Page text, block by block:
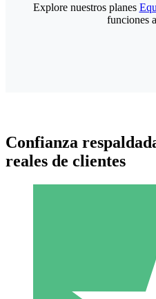
Paquetes de
Paga según el uso con
Explore nuestros planes
funciones
Confianza
reales de clientes